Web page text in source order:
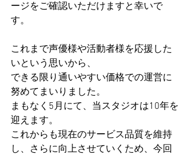
ージをご確認いただけますと幸いで
す。
これまで声優様や活動者様を応援した
いという思いから、
できる限り通いやすい価格での運営に
努めてまいりました。
まもなく5月にて、当スタジオは10年を
迎えます。
これからも現在のサービス品質を維持
し、さらに向上させていくため、今回